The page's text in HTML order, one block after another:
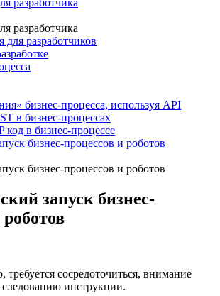
разработчика
разработчика
разработчиков
бизнес-процесса, используя API
в бизнес-процессах
в бизнес-процессе
бизнес-процессов и роботов
бизнес-процессов и роботов
запуск бизнес-
требуется сосредоточиться, внимание
инструкции.